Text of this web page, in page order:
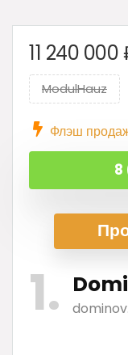
11 240 000
ModulHauz
Флэш
8
1